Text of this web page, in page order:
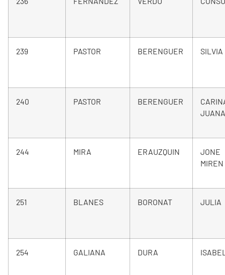
239 PASTOR BERENGUER SILVIA
240 PASTOR BERENGUER
JUANA
244 MIRA ERAUZQUIN
JONE
MIREN
251 BLANES BORONAT JULIA
254 GALIANA DURA